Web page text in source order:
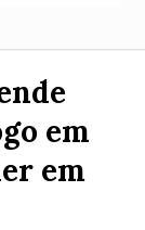
em
em